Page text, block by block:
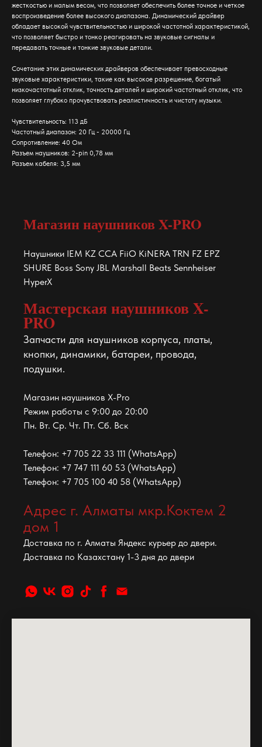
жесткостью и малым весом, что позволяет обеспечить более точное и четкое
воспроизведение более высокого диапазона. Динамический драйвер
обладает высокой чувствительностью и широкой частотной характеристикой,
что позволяет быстро и тонко реагировать на звуковые сигналы и
передавать точные и тонкие звуковые детали.
Сочетание этих динамических драйверов обеспечивает превосходные
звуковые характеристики, такие как высокое разрешение, богатый
низкочастотный отклик, точность деталей и широкий частотный отклик, что
позволяет глубоко прочувствовать реалистичность и чистоту музыки.
Чувствительность: 113 дБ
Частотный диапазон: 20 Гц - 20000 Гц
Сопротивление: 40 Ом
Разъем наушников: 2-pin 0,78 мм
Разъем кабеля: 3,5 мм
Магазин наушников X-PRO
Наушники IEM KZ CCA FiiO KiNERA TRN FZ EPZ
SHURE Boss Sony JBL Marshall Beats Sennheiser
HyperX
Мастерская наушников X-
PRO
Запчасти для наушников корпуса, платы,
кнопки, динамики, батареи, провода,
подушки.
Магазин наушников X-Pro
Режим работы с 9:00 до 20:00
Пн. Вт. Ср. Чт. Пт. Сб. Вск
Телефон: +7 705 22 33 111 (WhatsApp)
Телефон: +7 747 111 60 53 (WhatsApp)
Телефон: +7 705 100 40 58 (WhatsApp)
Адрес г. Алматы мкр.Коктем 2
дом 1
Доставка по г. Алматы Яндекс курьер до двери.
Доставка по Казахстану 1-3 дня до двери